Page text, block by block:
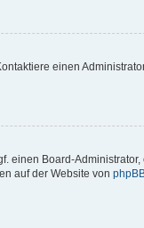
einen
einen Board-
auf der Website von